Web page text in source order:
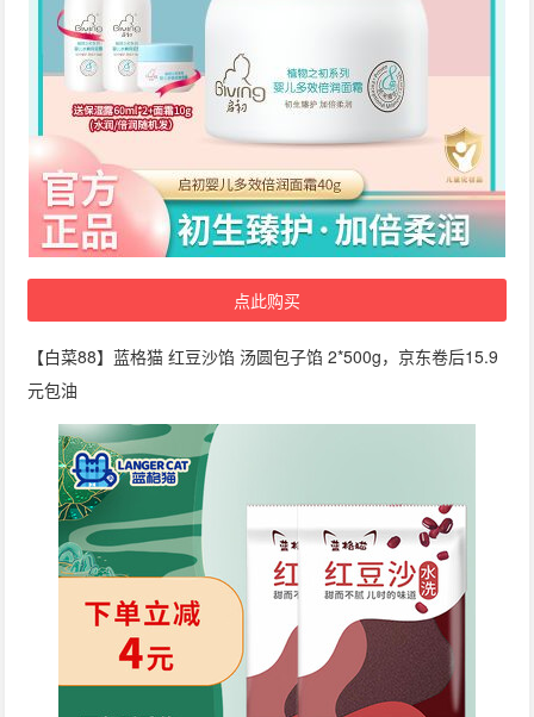
点此购买
【白菜88】蓝格猫 红豆沙馅 汤圆包子馅 2*500g，京东卷后15.9
元包油